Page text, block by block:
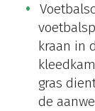
kraan in
gras
de